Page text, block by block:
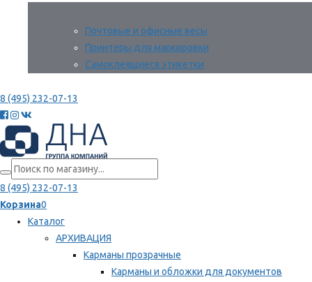
Почтовые и офисные весы
Принтеры для маркировки
Самоклеящиеся этикетки
8 (495) 232-07-13
8 (495) 232-07-13
Корзина0
Каталог
АРХИВАЦИЯ
Карманы прозрачные
Карманы и обложки для документов